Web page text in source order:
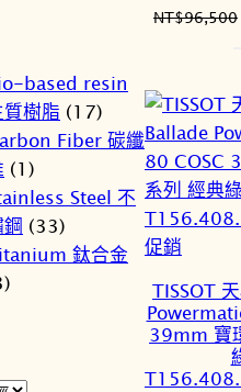
based resin
質樹脂 (17)
Fiber 碳纖
(1)
Steel 不
(33)
鈦合金
NT$96,500
促銷
商
品
TISSOT
39mm 寶